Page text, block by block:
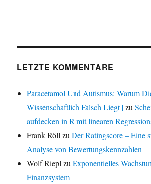
LETZTE KOMMENTARE
Paracetamol Und Autismus: Warum
Wissenschaftlich Falsch Liegt |zu
aufdecken in R mit linearen
Frank Röll zuDer Ratingscore – Eine
Analyse von Bewertungskennzahlen
Wolf Riepl zuExponentielles
Finanzsystem